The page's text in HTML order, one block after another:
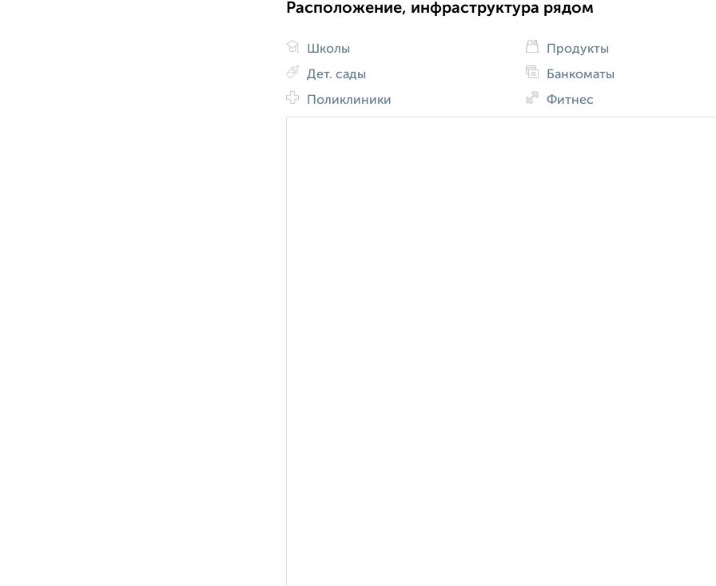
Расположение, инфраструктура рядом
Школы
Дет. сады
Поликлиники
Продукты
Банкоматы
Фитнес